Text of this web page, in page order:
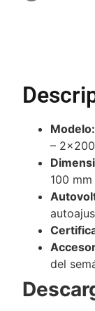
Modelo:
–
100 mm
del